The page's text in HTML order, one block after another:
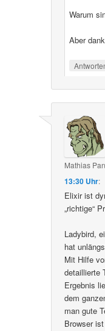
Warum
Aber
Mathias
13:30 Uhr:
Elixir ist
„richtige“
Ladybird,
hat
Mit Hilfe
detaillierte
Ergebnis
dem
man gute
Browser